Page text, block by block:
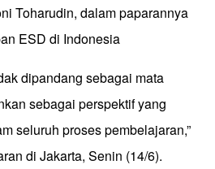
Toharudin, dalam paparannya
ESD di Indonesia
dipandang sebagai mata
sebagai perspektif yang
seluruh proses pembelajaran,”
di Jakarta, Senin (14/6).